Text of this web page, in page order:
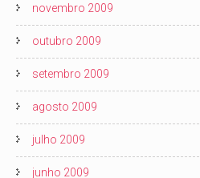
novembro 2009
outubro 2009
setembro 2009
agosto 2009
julho 2009
junho 2009